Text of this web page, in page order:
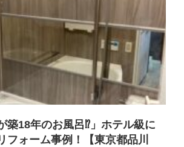
築18年のお風呂⁉」ホテル級に
フォーム事例！【東京都品川